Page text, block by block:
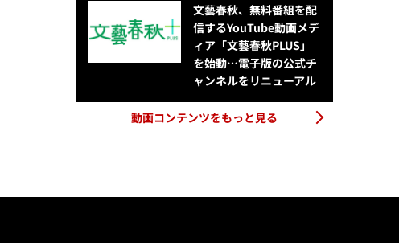
文藝春秋、無料番組を配
信するYouTube動画メデ
ィア「文藝春秋PLUS」
を始動…電子版の公式チ
ャンネルをリニューアル
動画コンテンツをもっと見る